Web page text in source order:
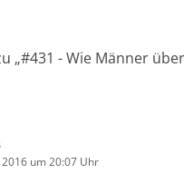
„#431 - Wie Männer
um 20:07 Uhr